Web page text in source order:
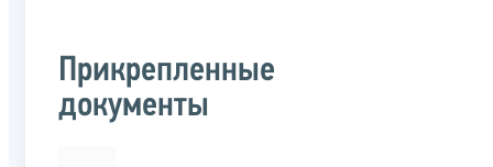
Прикрепленные
документы